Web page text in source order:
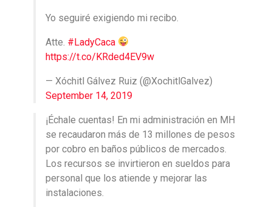
Yo seguiré exigiendo mi recibo.
Atte. #LadyCaca
https://t.co/KRded4EV9w
— Xóchitl Gálvez Ruiz (@XochitlGalvez)
September 14, 2019
¡Échale cuentas! En mi administración en MH
se recaudaron más de 13 millones de pesos
por cobro en baños públicos de mercados.
Los recursos se invirtieron en sueldos para
personal que los atiende y mejorar las
instalaciones.